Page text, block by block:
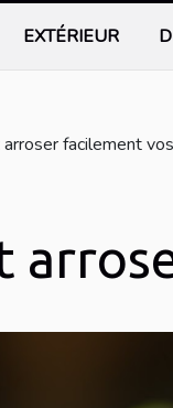
EXTÉRIEUR
facilement